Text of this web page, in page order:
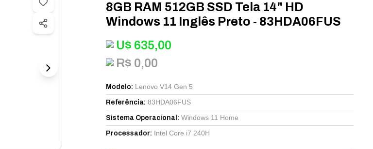
8GB RAM 512GB SSD Tela 14" HD
Windows 11 Inglês Preto - 83HDA06FUS
U$ 635,00
R$ 0,00
Modelo: Lenovo V14 Gen 5
Referência: 83HDA06FUS
Sistema Operacional : Windows 11 Home
Processador: Intel Core i7 240H